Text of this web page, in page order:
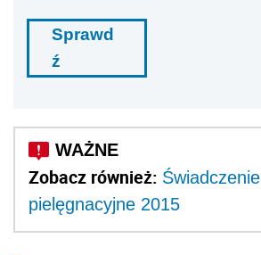
Sprawd
ź
Zobacz również: Świadczenie
pielęgnacyjne 2015